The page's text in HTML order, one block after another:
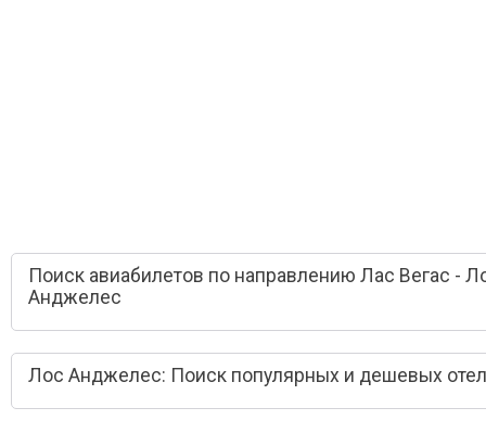
Поиск авиабилетов по направлению Лас Вегас -
Анджелес
Лос Анджелес: Поиск популярных и дешевых